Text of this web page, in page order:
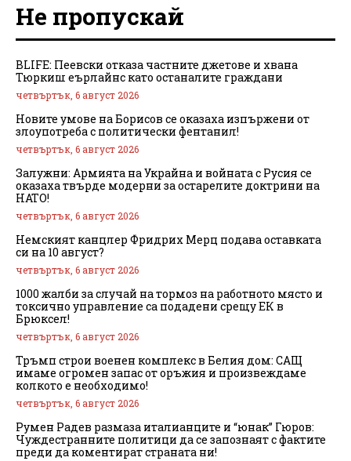
Не пропускай
BLIFE: Пеевски отказа частните джетове и хвана
Тюркиш еърлайнс като останалите граждани
четвъртък, 6 август 2026
Новите умове на Борисов се оказаха изпържени от
злоупотреба с политически фентанил!
четвъртък, 6 август 2026
Залужни: Армията на Украйна и войната с Русия се
оказаха твърде модерни за остарелите доктрини на
НАТО!
четвъртък, 6 август 2026
Немският канцлер Фридрих Мерц подава оставката
си на 10 август?
четвъртък, 6 август 2026
1000 жалби за случай на тормоз на работното място и
токсично управление са подадени срещу ЕК в
Брюксел!
четвъртък, 6 август 2026
Тръмп строи военен комплекс в Белия дом: САЩ
имаме огромен запас от оръжия и произвеждаме
колкото е необходимо!
четвъртък, 6 август 2026
Румен Радев размаза италианците и “юнак” Гюров:
Чуждестранните политици да се запознаят с фактите
преди да коментират страната ни!